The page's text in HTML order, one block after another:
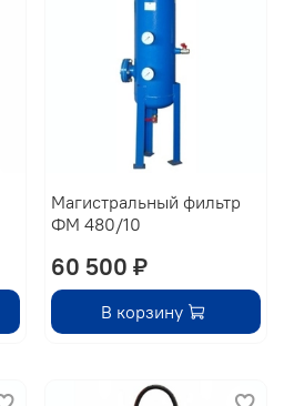
Магистральный фильтр
ФМ 480/10
60 500 ₽
В корзину